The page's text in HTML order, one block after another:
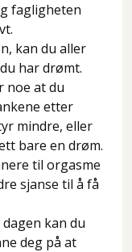
fagligheten
kan du aller
har drømt.
noe at du
etter
mindre, eller
bare en drøm.
til orgasme
sjanse til å få
kan du
deg på at